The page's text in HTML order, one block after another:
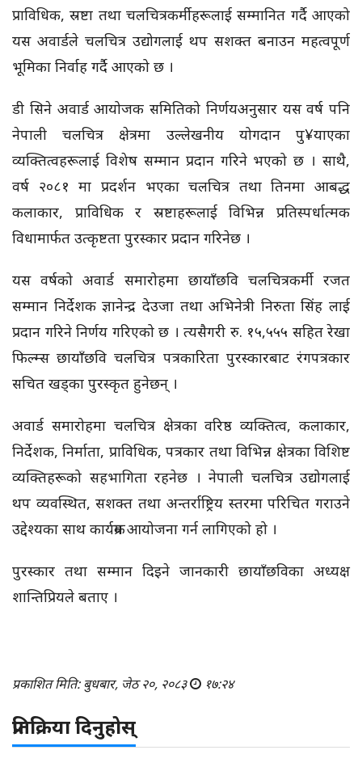
प्राविधिक, स्रष्टा तथा चलचित्रकर्मीहरूलाई सम्मानित गर्दै आएको
यस अवार्डले चलचित्र उद्योगलाई थप सशक्त बनाउन महत्वपूर्ण
भूमिका निर्वाह गर्दै आएको छ ।
डी सिने अवार्ड आयोजक समितिको निर्णयअनुसार यस वर्ष पनि
नेपाली चलचित्र क्षेत्रमा उल्लेखनीय योगदान पु¥याएका
व्यक्तित्वहरूलाई विशेष सम्मान प्रदान गरिने भएको छ । साथै,
वर्ष २०८१ मा प्रदर्शन भएका चलचित्र तथा तिनमा आबद्ध
कलाकार, प्राविधिक र स्रष्टाहरूलाई विभिन्न प्रतिस्पर्धात्मक
विधामार्फत उत्कृष्टता पुरस्कार प्रदान गरिनेछ ।
यस वर्षको अवार्ड समारोहमा छायाँछवि चलचित्रकर्मी रजत
सम्मान निर्देशक ज्ञानेन्द्र देउजा तथा अभिनेत्री निरुता सिंह लाई
प्रदान गरिने निर्णय गरिएको छ । त्यसैगरी रु. १५,५५५ सहित रेखा
फिल्म्स छायाँछवि चलचित्र पत्रकारिता पुरस्कारबाट रंगपत्रकार
सचित खड्का पुरस्कृत हुनेछन् ।
अवार्ड समारोहमा चलचित्र क्षेत्रका वरिष्ठ व्यक्तित्व, कलाकार,
निर्देशक, निर्माता, प्राविधिक, पत्रकार तथा विभिन्न क्षेत्रका विशिष्ट
व्यक्तिहरूको सहभागिता रहनेछ । नेपाली चलचित्र उद्योगलाई
थप व्यवस्थित, सशक्त तथा अन्तर्राष्ट्रिय स्तरमा परिचित गराउने
उद्देश्यका साथ कार्यक्रम आयोजना गर्न लागिएको हो ।
पुरस्कार तथा सम्मान दिइने जानकारी छायाँछविका अध्यक्ष
शान्तिप्रियले बताए ।
प्रकाशित मिति: बुधबार, जेठ २०, २०८३ १७:२४
प्रतिक्रिया दिनुहोस्